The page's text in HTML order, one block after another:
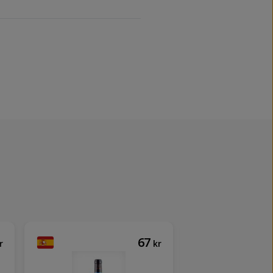
67 kr